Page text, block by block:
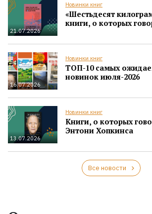
21.07.2026
Новинки книг
«Шестьдесят
книги, о которых
16.07.2026
Новинки книг
ТОП-10 самых
новинок июля-2026
13.07.2026
Новинки книг
Книги, о которых
Энтони Хопкинса
Все новости